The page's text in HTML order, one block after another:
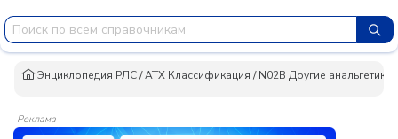
Энциклопедия РЛС/АТХ Классификация /N02B Другие анальгетики
Реклама